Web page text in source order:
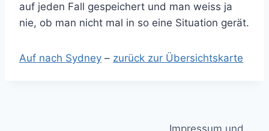
auf jeden Fall gespeichert und man weiss ja
nie, ob man nicht mal in so eine Situation gerät.
Auf nach Sydney – zurück zur Übersichtskarte